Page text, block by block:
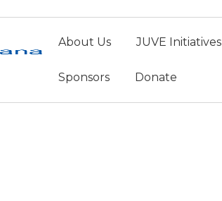
About Us JUVE Initiatives
Sponsors Donate